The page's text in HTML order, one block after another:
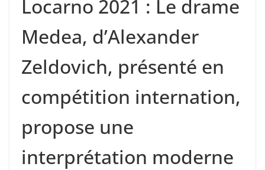
Locarno 2021 : Le drame
Medea, d’Alexander
Zeldovich, présenté en
compétition internation,
propose une
interprétation moderne